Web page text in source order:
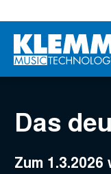
Hauptinhalt
Das
Zum